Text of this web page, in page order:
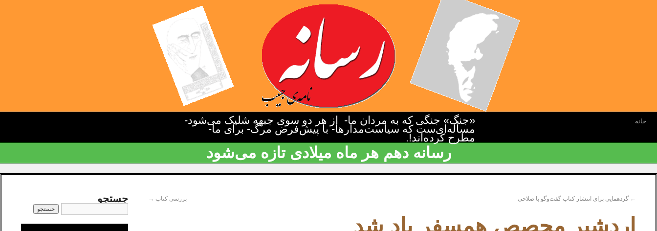
خانه «جنگ» جنگی که به مردان ما- از هر دو سوی جبهه شلیک می‌شود-
مسأله‌ای‌ست که سیاست‌مدارها- با پیش‌فرض مرگ- برای ما-
مطرح کرده‌اند!.
رسانه دهم هر ماه میلادی تازه می‌شود
← گردهمایی برای انتشار کتاب گفت‌وگو با صلاحی بررسی کتاب →
اردشیر محصص همسفر باد شد
جستجو